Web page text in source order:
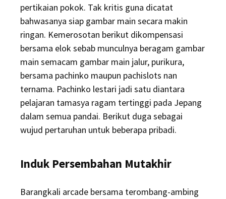
pertikaian pokok. Tak kritis guna dicatat
bahwasanya siap gambar main secara makin
ringan. Kemerosotan berikut dikompensasi
bersama elok sebab munculnya beragam gambar
main semacam gambar main jalur, purikura,
bersama pachinko maupun pachislots nan
ternama. Pachinko lestari jadi satu diantara
pelajaran tamasya ragam tertinggi pada Jepang
dalam semua pandai. Berikut duga sebagai
wujud pertaruhan untuk beberapa pribadi.
Induk Persembahan Mutakhir
Barangkali arcade bersama terombang-ambing